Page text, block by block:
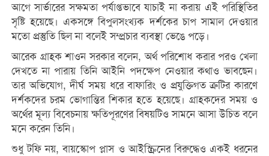
আগে সার্ভারের সক্ষমতা পর্যাপ্তভাবে যাচাই না করায় এই পরিস্থিতির
সৃষ্টি হয়েছে। একসঙ্গে বিপুলসংখ্যক দর্শকের চাপ সামাল দেওয়ার
মতো প্রস্তুতি ছিল না বলেই সম্প্রচার ব্যবস্থা ভেঙে পড়ে।
আরেক গ্রাহক শাওন সরকার বলেন, অর্থ পরিশোধ করার পরও খেলা
দেখতে না পারায় তিনি আইনি পদক্ষেপ নেওয়ার কথাও ভাবছেন।
তার অভিযোগ, দীর্ঘ সময় ধরে বাফারিং ও প্রযুক্তিগত ত্রুটির কারণে
দর্শকদের চরম ভোগান্তির শিকার হতে হয়েছে। গ্রাহকদের সময় ও
অর্থের মূল্য বিবেচনায় ক্ষতিপূরণের বিষয়টিও সামনে আসা উচিত বলে
মনে করেন তিনি।
শুধু টফি নয়, বায়স্কোপ প্লাস ও আইস্ক্রিনের বিরুদ্ধেও একই ধরনের